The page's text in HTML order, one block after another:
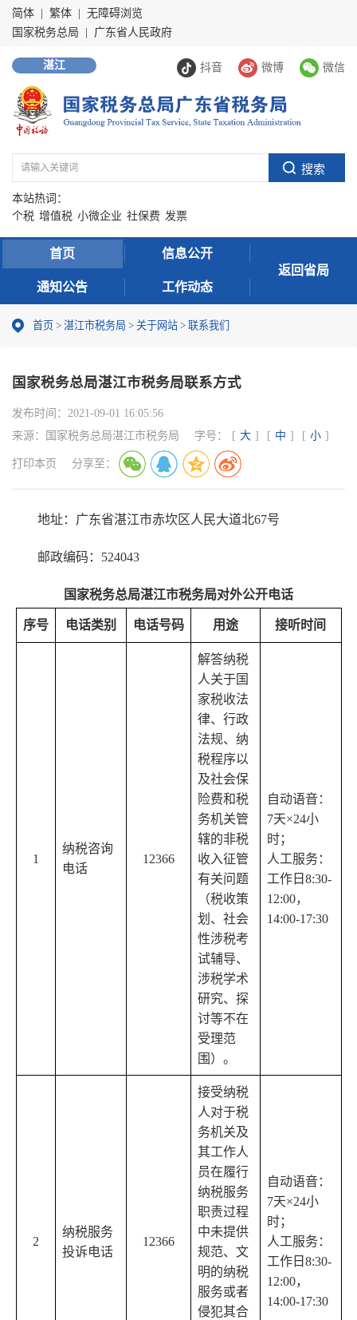
简体 繁体
无障碍浏览
国家税务总局
广东省人民政府
抖音 微博 微信
湛江
本站热词：
个税 增值税 小微企业 社保费 发票
首页 信息公开
通知公告 工作动态
返回省局
首页 > 湛江市税务局 > 关于网站 > 联系我们
国家税务总局湛江市税务局联系方式
发布时间： 2021-09-01 16:05:56
来源：
国家税务总局湛江市税务局 字号： [ 大 ] [ 中 ] [ 小 ]
打印本页 分享至：
地址：广东省湛江市赤坎区人民大道北67号
邮政编码：524043
国家税务总局湛江市税务局对外公开电话
序号 电话类别 电话号码 用途 接听时间
1
纳税咨询
电话
12366
解答纳税
人关于国
家税收法
律、行政
法规、纳
税程序以
及社会保
险费和税
务机关管
辖的非税
收入征管
有关问题
（税收策
划、社会
性涉税考
试辅导、
涉税学术
研究、探
讨等不在
受理范
围）。
自动语音：
7天×24小
时；
人工服务：
工作日8:30-
12:00，
14:00-17:30
2
纳税服务
投诉电话
12366
接受纳税
人对于税
务机关及
其工作人
员在履行
纳税服务
职责过程
中未提供
规范、文
明的纳税
服务或者
侵犯其合
自动语音：
7天×24小
时；
人工服务：
工作日8:30-
12:00，
14:00-17:30